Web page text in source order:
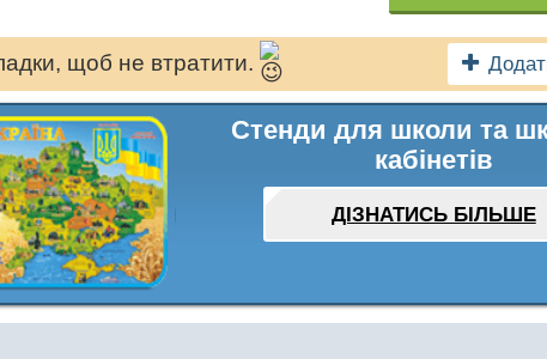
щоб не втратити.
Стенди для школи та
кабінетів
ДІЗНАТИСЬ БІЛЬШЕ